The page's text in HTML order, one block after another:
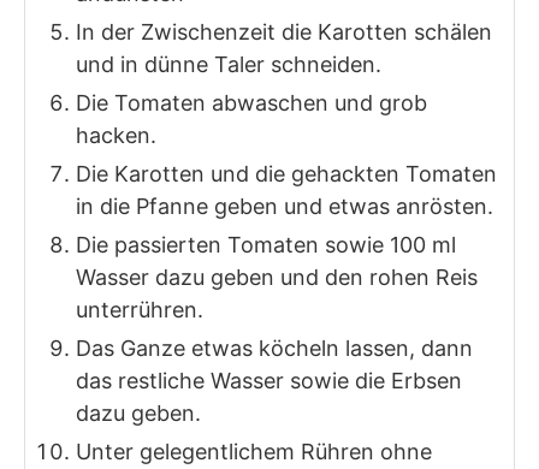
In der Zwischenzeit die Karotten schälen
und in dünne Taler schneiden.
Die Tomaten abwaschen und grob
hacken.
Die Karotten und die gehackten Tomaten
in die Pfanne geben und etwas anrösten.
Die passierten Tomaten sowie 100 ml
Wasser dazu geben und den rohen Reis
unterrühren.
Das Ganze etwas köcheln lassen, dann
das restliche Wasser sowie die Erbsen
dazu geben.
Unter gelegentlichem Rühren ohne